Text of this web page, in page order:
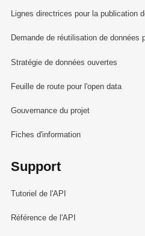
Lignes directrices pour la publication
Demande de réutilisation de données
Stratégie de données ouvertes
Feuille de route pour l'open data
Gouvernance du projet
Fiches d'information
Support
Tutoriel de l'API
Référence de l'API